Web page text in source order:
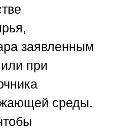
заявленным
при
среды.